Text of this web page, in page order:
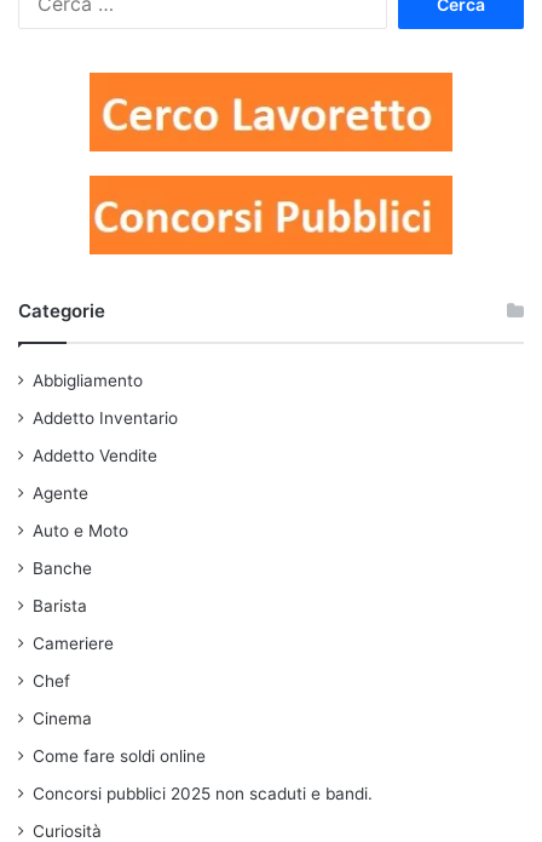
Categorie
Abbigliamento
Addetto Inventario
Addetto Vendite
Agente
Auto e Moto
Banche
Barista
Cameriere
Chef
Cinema
Come fare soldi online
Concorsi pubblici 2025 non scaduti e bandi.
Curiosità